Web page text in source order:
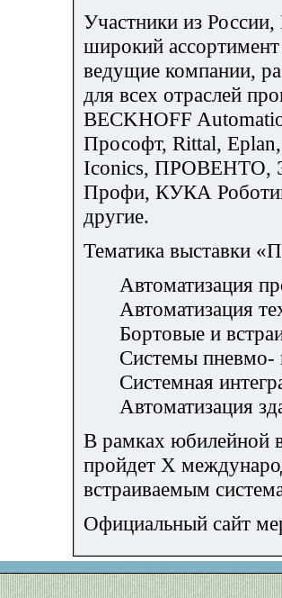
Участники из
широкий
ведущие компании,
для всех отраслей
BECKHOFF
Прософт, Rittal,
Iconics, ПРОВЕНТО,
Профи, КУКА
другие.
Тематика выставки
Автоматизация
Автоматизация
Бортовые и
Системы пневмо-
Системная
Автоматизация
В рамках юбилейной
пройдет Х
встраиваемым
Официальный сайт